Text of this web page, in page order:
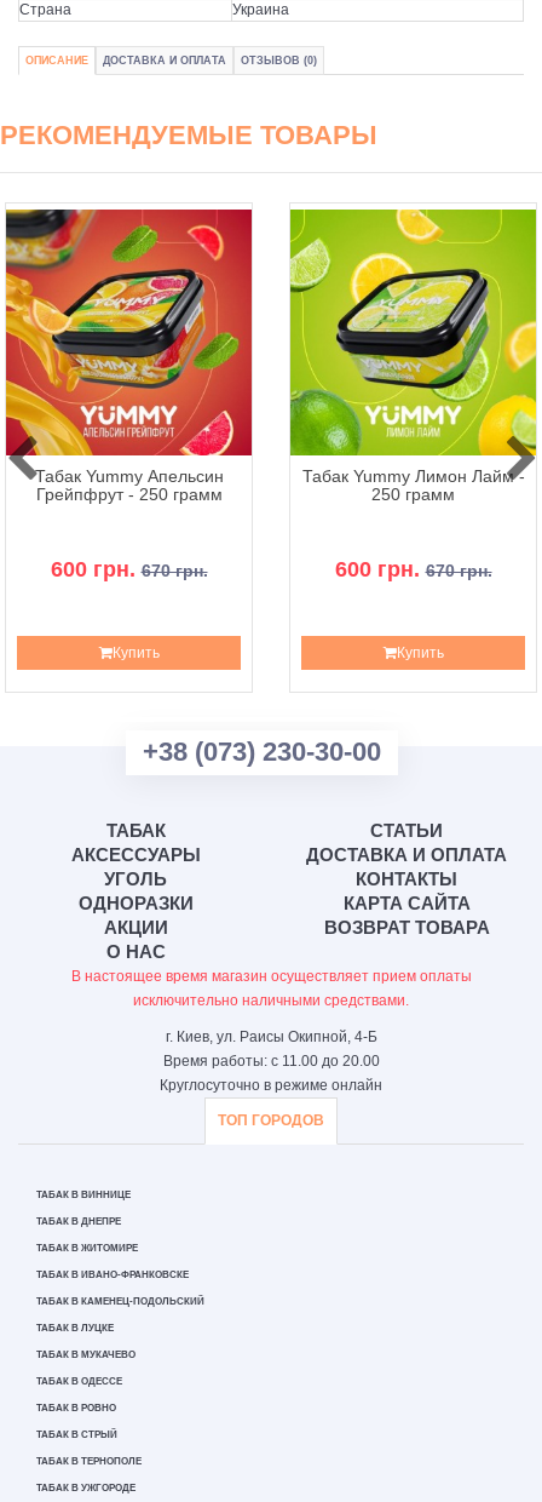
Страна
Украина
ОПИСАНИЕ ДОСТАВКА И ОПЛАТА ОТЗЫВОВ (0)
РЕКОМЕНДУЕМЫЕ ТОВАРЫ
Табак Yummy Апельсин
Грейпфрут - 250 грамм
600 грн. 670 грн.
Купить
Табак Yummy Лимон Лайм -
250 грамм
600 грн. 670 грн.
Купить
+38 (073) 230-30-00
ТАБАК
АКСЕССУАРЫ
УГОЛЬ
ОДНОРАЗКИ
АКЦИИ
О НАС
СТАТЬИ
ДОСТАВКА И ОПЛАТА
КОНТАКТЫ
КАРТА САЙТА
ВОЗВРАТ ТОВАРА
В настоящее время магазин осуществляет прием оплаты
исключительно наличными средствами.
г. Киев, ул. Раисы Окипной, 4-Б
Время работы: с 11.00 до 20.00
Круглосуточно в режиме онлайн
ТОП ГОРОДОВ
ТАБАК В ВИННИЦЕ
ТАБАК В ДНЕПРЕ
ТАБАК В ЖИТОМИРЕ
ТАБАК В ИВАНО-ФРАНКОВСКЕ
ТАБАК В КАМЕНЕЦ-ПОДОЛЬСКИЙ
ТАБАК В ЛУЦКЕ
ТАБАК В МУКАЧЕВО
ТАБАК В ОДЕССЕ
ТАБАК В РОВНО
ТАБАК В СТРЫЙ
ТАБАК В ТЕРНОПОЛЕ
ТАБАК В УЖГОРОДЕ